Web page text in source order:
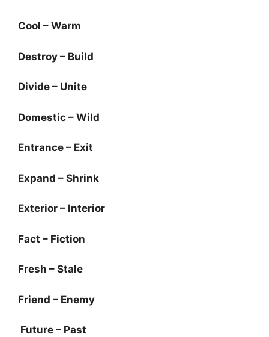
Cool – Warm
Destroy – Build
Divide – Unite
Domestic – Wild
Entrance – Exit
Expand – Shrink
Exterior – Interior
Fact – Fiction
Fresh – Stale
Friend – Enemy
Future – Past